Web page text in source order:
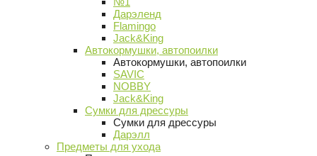
Дарэленд
Flamingo
Jack&King
Автокормушки, автопоилки
Автокормушки, автопоилки
SAVIC
NOBBY
Jack&King
Сумки для дрессуры
Сумки для дрессуры
Дарэлл
Предметы для ухода